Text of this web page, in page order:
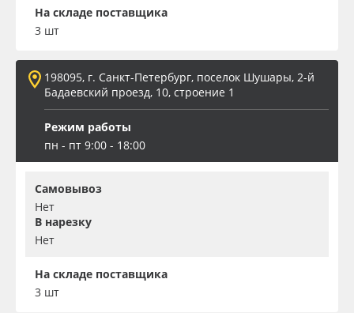
На складе поставщика
3 шт
198095, г. Санкт-Петербург, поселок Шушары, 2-й
Бадаевский проезд, 10, строение 1
Режим работы
пн - пт 9:00 - 18:00
Самовывоз
Нет
В нарезку
Нет
На складе поставщика
3 шт